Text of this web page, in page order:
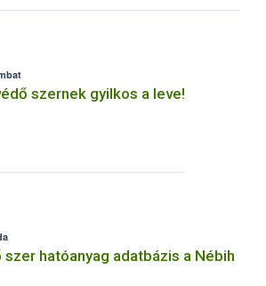
szernek gyilkos a leve!
szer hatóanyag adatbázis a Nébih